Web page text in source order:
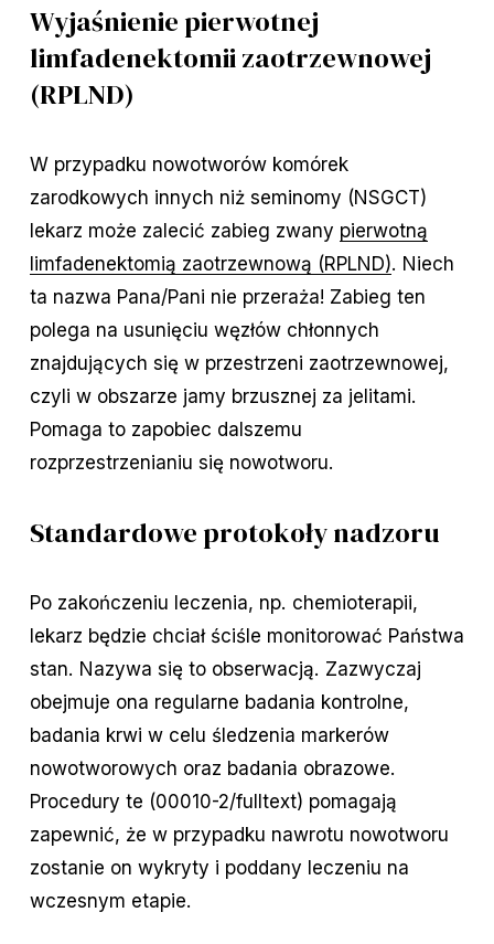
Wyjaśnienie pierwotnej
limfadenektomii zaotrzewnowej
(RPLND)
W przypadku nowotworów komórek
zarodkowych innych niż seminomy (NSGCT)
lekarz może zalecić zabieg zwany pierwotną
limfadenektomią zaotrzewnową (RPLND). Niech
ta nazwa Pana/Pani nie przeraża! Zabieg ten
polega na usunięciu węzłów chłonnych
znajdujących się w przestrzeni zaotrzewnowej,
czyli w obszarze jamy brzusznej za jelitami.
Pomaga to zapobiec dalszemu
rozprzestrzenianiu się nowotworu.
Standardowe protokoły nadzoru
Po zakończeniu leczenia, np. chemioterapii,
lekarz będzie chciał ściśle monitorować Państwa
stan. Nazywa się to obserwacją. Zazwyczaj
obejmuje ona regularne badania kontrolne,
badania krwi w celu śledzenia markerów
nowotworowych oraz badania obrazowe.
Procedury te (00010-2/fulltext) pomagają
zapewnić, że w przypadku nawrotu nowotworu
zostanie on wykryty i poddany leczeniu na
wczesnym etapie.